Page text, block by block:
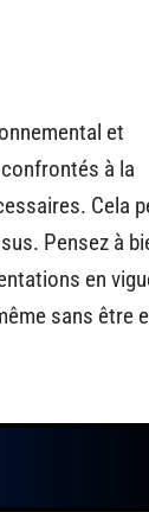
et
à la
Cela
Pensez à
en
sans être